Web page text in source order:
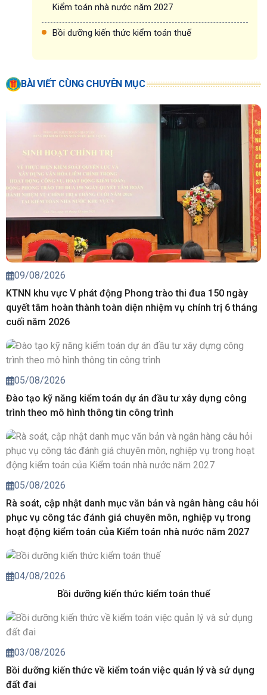
Kiểm toán nhà nước năm 2027
Bồi dưỡng kiến thức kiểm toán thuế
BÀI VIẾT CÙNG CHUYÊN MỤC
09/08/2026
KTNN khu vực V phát động Phong trào thi đua 150 ngày
quyết tâm hoàn thành toàn diện nhiệm vụ chính trị 6 tháng
cuối năm 2026
05/08/2026
Đào tạo kỹ năng kiểm toán dự án đầu tư xây dựng công
trình theo mô hình thông tin công trình
05/08/2026
Rà soát, cập nhật danh mục văn bản và ngân hàng câu hỏi
phục vụ công tác đánh giá chuyên môn, nghiệp vụ trong
hoạt động kiểm toán của Kiểm toán nhà nước năm 2027
04/08/2026
Bồi dưỡng kiến thức kiểm toán thuế
03/08/2026
Bồi dưỡng kiến thức về kiểm toán việc quản lý và sử dụng
đất đai